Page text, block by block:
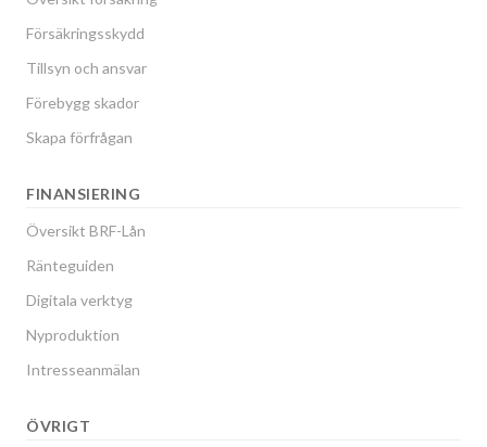
Försäkringsskydd
Tillsyn och ansvar
Förebygg skador
Skapa förfrågan
FINANSIERING
Översikt BRF-Lån
Ränteguiden
Digitala verktyg
Nyproduktion
Intresseanmälan
ÖVRIGT